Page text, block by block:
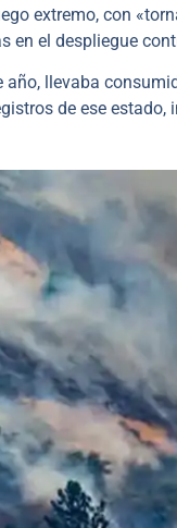
extremo, con
en el despliegue
año, llevaba
de ese estado,